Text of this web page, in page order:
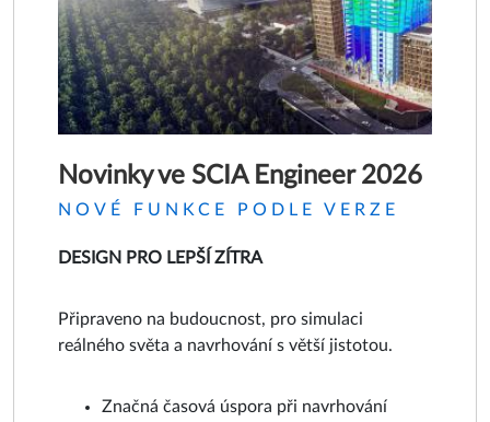
Novinky ve SCIA Engineer 2026
NOVÉ FUNKCE PODLE VERZE
DESIGN PRO LEPŠÍ ZÍTRA
Připraveno na budoucnost, pro simulaci
reálného světa a navrhování s větší jistotou.
Značná časová úspora při navrhování